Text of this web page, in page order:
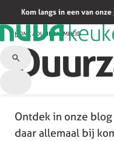
Kom langs in een van onze
HOME/ DUURZAAMHEID
Ontdek in onze
daar allemaal bij